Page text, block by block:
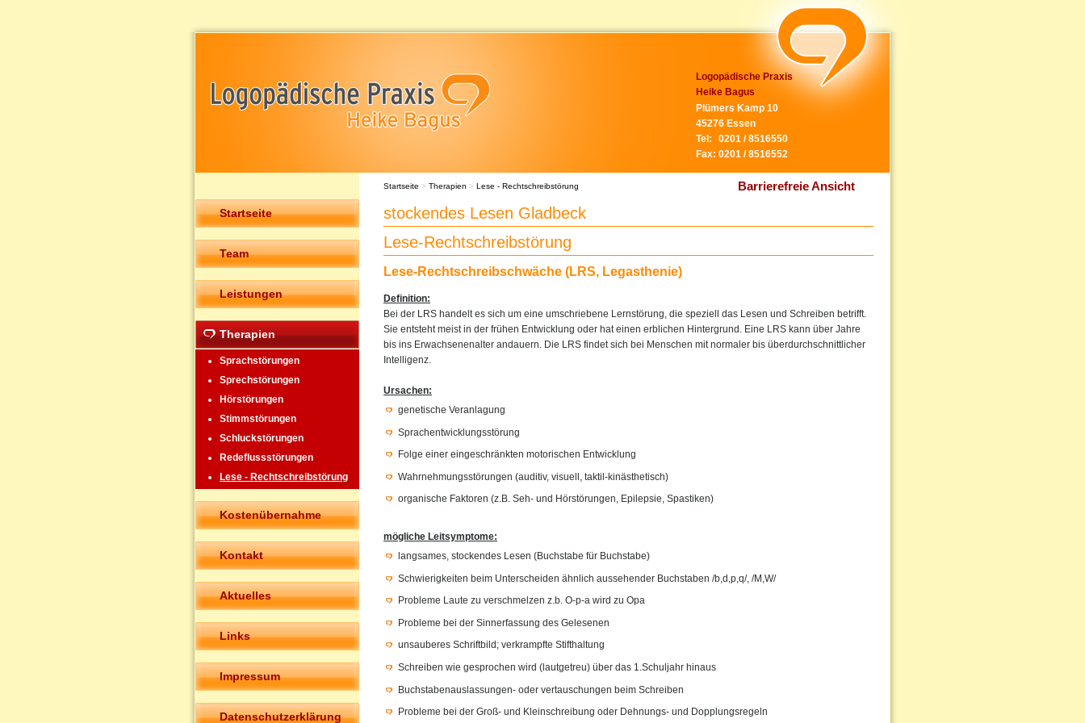
Logopädische Praxis
Heike Bagus
Plümers Kamp 10
45276 Essen
Tel:
0201 / 8516550
Fax: 0201 / 8516552
Barrierefreie Ansicht
Startseite
Team
Leistungen
Therapien
Sprachstörungen
Sprechstörungen
Hörstörungen
Stimmstörungen
Schluckstörungen
Redeflussstörungen
Lese - Rechtschreibstörung
Kostenübernahme
Kontakt
Aktuelles
Links
Impressum
Datenschutzerklärung
Startseite > Therapien > Lese - Rechtschreibstörung
stockendes Lesen Gladbeck
Lese-Rechtschreibstörung
Lese-Rechtschreibschwäche (LRS, Legasthenie)
Definition:
Bei der LRS handelt es sich um eine umschriebene Lernstörung, die speziell das Lesen und Schreiben betrifft.
Sie entsteht meist in der frühen Entwicklung oder hat einen erblichen Hintergrund. Eine LRS kann über Jahre
bis ins Erwachsenenalter andauern. Die LRS findet sich bei Menschen mit normaler bis überdurchschnittlicher
Intelligenz.
Ursachen:
genetische Veranlagung
Sprachentwicklungsstörung
Folge einer eingeschränkten motorischen Entwicklung
Wahrnehmungsstörungen (auditiv, visuell, taktil-kinästhetisch)
organische Faktoren (z.B. Seh- und Hörstörungen, Epilepsie, Spastiken)
mögliche Leitsymptome:
langsames, stockendes Lesen (Buchstabe für Buchstabe)
Schwierigkeiten beim Unterscheiden ähnlich aussehender Buchstaben /b,d,p,q/, /M,W/
Probleme Laute zu verschmelzen z.b. O-p-a wird zu Opa
Probleme bei der Sinnerfassung des Gelesenen
unsauberes Schriftbild; verkrampfte Stifthaltung
Schreiben wie gesprochen wird (lautgetreu) über das 1.Schuljahr hinaus
Buchstabenauslassungen- oder vertauschungen beim Schreiben
Probleme bei der Groß- und Kleinschreibung oder Dehnungs- und Dopplungsregeln